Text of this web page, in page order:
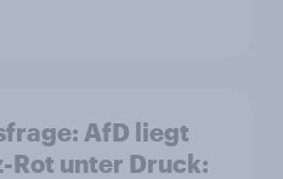
AfD liegt
Rot unter Druck: